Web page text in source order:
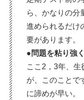
ら、かなりの分
進められるだけ
要があります。
●問題を粘り強
ここ2，3年、
が、このことで
に諦めが早い。